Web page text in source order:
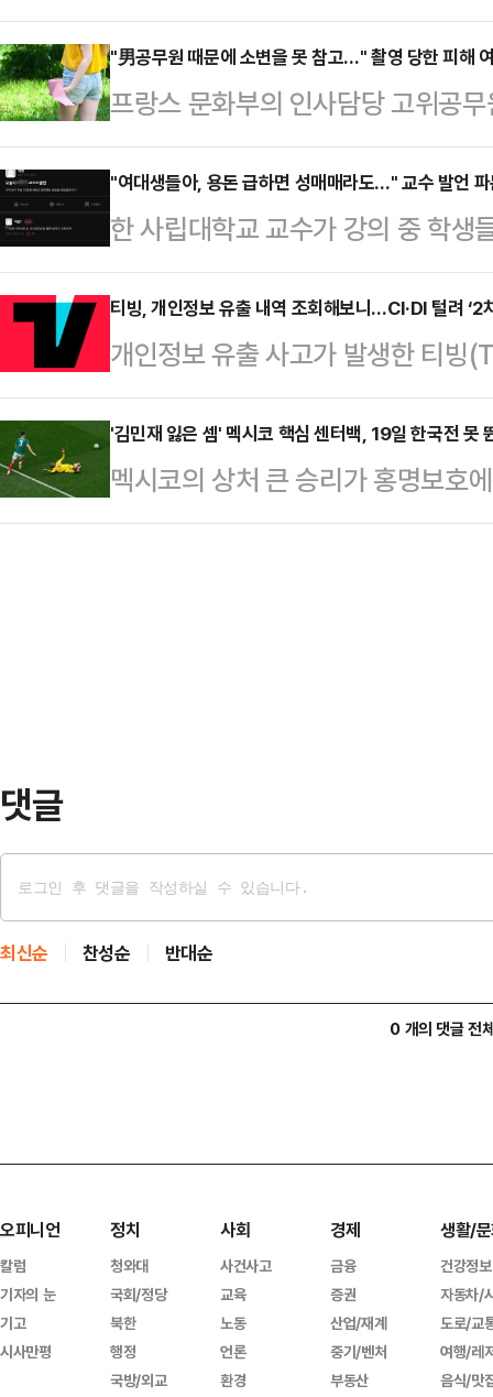
이체한 60대 아내가 징역형의 집행
면 20일 수원지법 형사12부(박건
에 관한 법률 위반(사기), 사문서위
에게 징역 2년에 집행유예 4년을
(2021년 11월 사망)와 동거를 시
는 당시 전 부인과 이혼한 상태였고
해졌…
"男공무원 때문에 소변을 못 참고…" 촬영 당한 피해
프랑스 문화부의 인사담당 고위공
래 이뇨제를 먹이고 피해자들이 고
가학적 범죄가 최근 재조명되고 있
도 형사재판은 열리지 않고 있으며,
로 대학 강의를 나가고 컨설턴트로
등 주요 프랑스 언론매체와 미국
티앙 네그르는 고위공무원으로 재
접이나 회의 등을 미끼로…
"여대생들아, 용돈 급하면 성매매라도…" 교수 발언
한 사립대학교 교수가 강의 중 학생
해 소지가 다분한 모욕적 폭언을 일
다.25일 연합뉴스에 따르면 지난해
"우리나라 여성 10명 중 8명은 성
는 폭로글이 올라왔다.A 교수가 과
발언과 언어폭력을 자행했다는 학
적으로 피해 설문조사를 전개했다.
는 수업 중 "여학생들에…
티빙, 개인정보 유출 내역 조회해보니…CI·DI 털려 ‘2
개인정보 유출 사고가 발생한 티빙
수 있는 조회 서비스를 시작했다.11
보 유출 조회 안내’를 공지하고, 회
출 항목을 확인할 수 있도록 했다.
출 사고에 따른 후속 대응이다.티빙
'김민재 잃은 셈' 멕시코 핵심 센터백, 19일 한국전 못
멕시코의 상처 큰 승리가 홍명보호
독이 지휘하는 멕시코 축구대표팀
댓글
최신순 찬성순 반대순
0 개의 댓글 전
오피니언
칼럼
기자의 눈
기고
시사만평
정치
청와대
국회/정당
북한
행정
국방/외교
사회
사건사고
교육
노동
언론
환경
경제
금융
증권
산업/재계
중기/벤처
부동산
생활/
건강정보
자동차/
도로/교
여행/레
음식/맛